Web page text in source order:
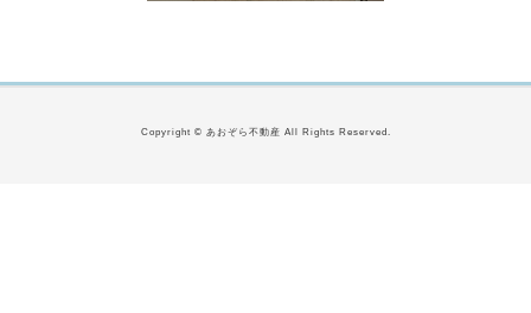
Copyright © あおぞら不動産 All Rights Reserved.